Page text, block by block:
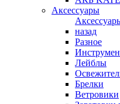
Аксессуары
назад
Разное
Лейблы
Брелки
Ветровики